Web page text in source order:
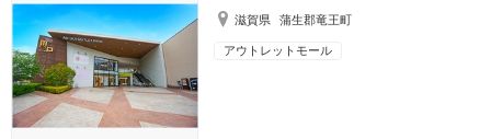
滋賀県 蒲生郡竜王町
アウトレットモール